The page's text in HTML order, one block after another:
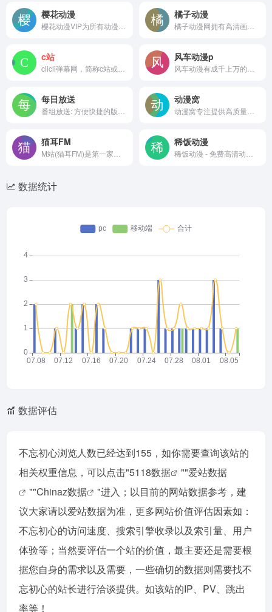
樱花动漫 橘子动漫
c站 风车动漫p
每日放送 动漫窝
猫耳FM 稀饭动漫
数据统计
数据评估
不忘初心浏览人数已经达到155，如你需要查询该站的
相关权重信息，可以点击"5118数据 ""爱站数据
""Chinaz数据
"进入；以目前的网站数据参考，建
议大家请以爱站数据为准，更多网站价值评估因素如：
不忘初心的访问速度、搜索引擎收录以及索引量、用户
体验等；当然要评估一个站的价值，最主要还是需要根
据您自身的需求以及需要，一些确切的数据则需要找不
忘初心的站长进行洽谈提供。如该站的IP、PV、跳出
率等！